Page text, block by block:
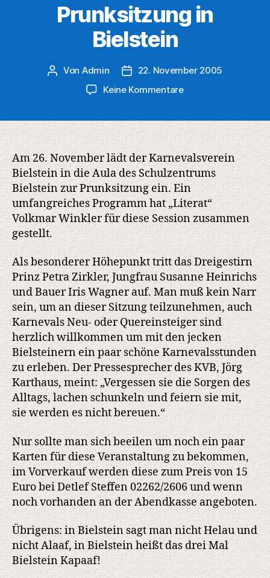
Prunksitzung in
Bielstein
Beitragsautor
Von Admin Veröffentlichungsdatum
22. November 2005
Keine Kommentarezu
Bielstein
Am 26. November lädt der Karnevalsverein
Bielstein in die Aula des Schulzentrums
Bielstein zur Prunksitzung ein. Ein
umfangreiches Programm hat „Literat“
Volkmar Winkler für diese Session zusammen
gestellt.
Als besonderer Höhepunkt tritt das Dreigestirn
Prinz Petra Zirkler, Jungfrau Susanne Heinrichs
und Bauer Iris Wagner auf. Man muß kein Narr
sein, um an dieser Sitzung teilzunehmen, auch
Karnevals Neu- oder Quereinsteiger sind
herzlich willkommen um mit den jecken
Bielsteinern ein paar schöne Karnevalsstunden
zu erleben. Der Pressesprecher des KVB, Jörg
Karthaus, meint: „Vergessen sie die Sorgen des
Alltags, lachen schunkeln und feiern sie mit,
sie werden es nicht bereuen.“
Nur sollte man sich beeilen um noch ein paar
Karten für diese Veranstaltung zu bekommen,
im Vorverkauf werden diese zum Preis von 15
Euro bei Detlef Steffen 02262/2606 und wenn
noch vorhanden an der Abendkasse angeboten.
Übrigens: in Bielstein sagt man nicht Helau und
nicht Alaaf, in Bielstein heißt das drei Mal
Bielstein Kapaaf!